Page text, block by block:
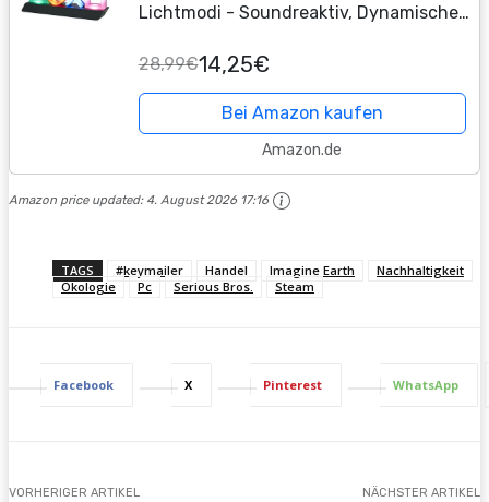
Lichtmodi - Soundreaktiv, Dynamisches
Gaming-Raum-Deko & Beleuchtung für
Gamer
28,99€14,25€
Bei Amazon kaufen
Amazon.de
Amazon price updated: 4. August 2026 17:16
TAGS #keymailer Handel Imagine Earth
Nachhaltigkeit
Ökologie
Pc Serious Bros. Steam
Facebook X Pinterest WhatsApp
VORHERIGER ARTIKEL NÄCHSTER ARTIKEL